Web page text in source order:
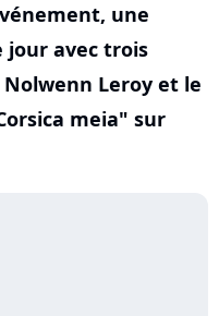
une
jour avec trois
Leroy et le
meia" sur